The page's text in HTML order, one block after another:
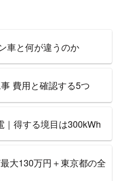
車と何が違うのか
費用と確認する5つ
｜得する境目は300kWh
大130万円＋東京都の全